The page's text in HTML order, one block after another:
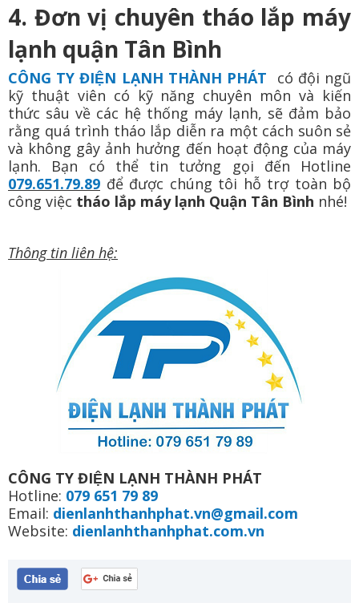
4. Đơn vị chuyên tháo lắp máy
lạnh quận Tân Bình
CÔNG TY ĐIỆN LẠNH THÀNH PHÁT
có đội ngũ
kỹ thuật viên có kỹ năng chuyên môn và kiến
thức sâu về các hệ thống máy lạnh, sẽ đảm bảo
rằng quá trình tháo lắp diễn ra một cách suôn sẻ
và không gây ảnh hưởng đến hoạt động của máy
lạnh. Bạn có thể tin tưởng gọi đến Hotline
079.651.79.89 để được chúng tôi hỗ trợ toàn bộ
công việc tháo lắp máy lạnh Quận Tân Bình nhé!
Thông tin liên hệ:
CÔNG TY ĐIỆN LẠNH THÀNH PHÁT
Hotline: 079 651 79 89
Email: dienlanhthanhphat.vn@gmail.com
Website: dienlanhthanhphat.com.vn